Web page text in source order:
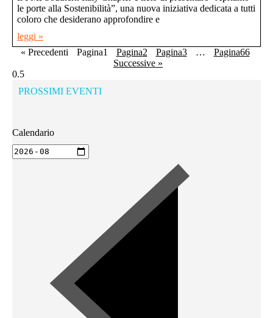
le porte alla Sostenibilità”, una nuova iniziativa dedicata a tutti
coloro che desiderano approfondire e
leggi »
« Precedenti
Pagina1 Pagina2 Pagina3 … Pagina66
Successive »
PROSSIMI EVENTI
Calendario